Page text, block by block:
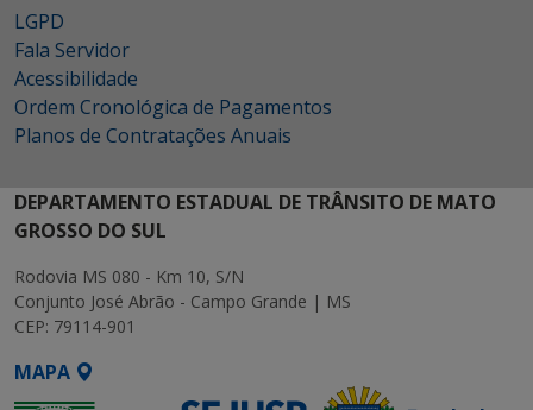
LGPD
Fala Servidor
Acessibilidade
Ordem Cronológica de Pagamentos
Planos de Contratações Anuais
DEPARTAMENTO ESTADUAL DE TRÂNSITO DE MATO
GROSSO DO SUL
Rodovia MS 080 - Km 10, S/N
Conjunto José Abrão - Campo Grande | MS
CEP: 79114-901
MAPA